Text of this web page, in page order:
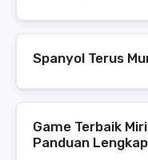
Spanyol Terus
Game Terbaik
Panduan Lengkap